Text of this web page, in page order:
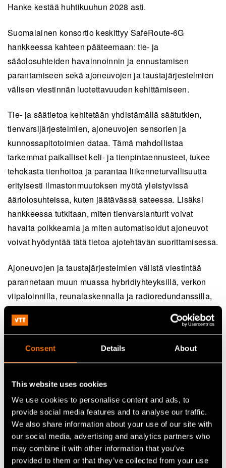
Consent Details About
This website uses cookies
We use cookies to personalise content and ads, to
provide social media features and to analyse our traffic.
We also share information about your use of our site with
our social media, advertising and analytics partners who
may combine it with other information that you’ve
provided to them or that they’ve collected from your use
Hanke kestää huhtikuuhun 2028 asti.
Suomalainen konsortio keskittyy SafeRoute-6G
hankkeessa kahteen pääteemaan: tie- ja
sääolosuhteiden havainnoinnin ja ennustamisen
parantamiseen sekä ajoneuvojen ja taustajärjestelmien
välisen viestinnän luotettavuuden kehittämiseen.
Tie- ja säätietoa kehitetään yhdistämällä säätutkien,
tienvarsijärjestelmien, ajoneuvojen sensorien ja
kunnossapitotoimien dataa. Tämä mahdollistaa
tarkemmat paikalliset keli- ja tienpintaennusteet, tukee
tehokasta tienhoitoa ja parantaa liikenneturvallisuutta
erityisesti ilmastonmuutoksen myötä yleistyvissä
ääriolosuhteissa, kuten jäätävässä sateessa. Lisäksi
hankkeessa tutkitaan, miten tienvarsianturit voivat
havaita poikkeamia ja miten automatisoidut ajoneuvot
voivat hyödyntää tätä tietoa ajotehtävän suorittamisessa.
Ajoneuvojen ja taustajärjestelmien välistä viestintää
parannetaan muun muassa hybridiyhteyksillä, verkon
viipaloinnilla, reunalaskennalla ja radioredundanssilla,
mukaan lukien satelliittiviestintä. Hankkeen pitkän
aikavälin tavoitteena on vähentää
liikenneonnettomuuksia ja parantaa liikenteen
sujuvuutta ja turvallisuutta kohti 5G-Advanced- ja 6G-
aikakauden älykästä, verkottunutta liikennejärjestelmää.
Lisätietoja:
VTT, Johan Scholliers,johan.scholliers@vtt.fi,
+358405370204
Ilmatieteen laitos, Timo Sukuvaara